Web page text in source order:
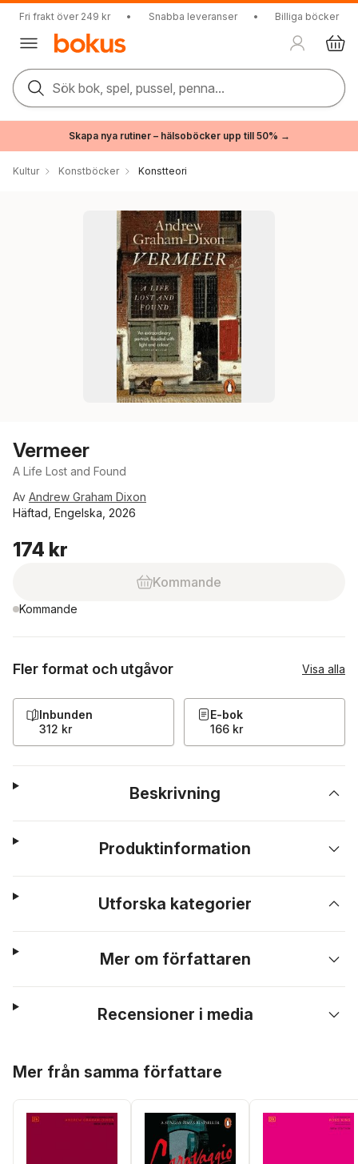
Fri frakt över 249 kr • Snabba leveranser • Billiga böcker
Sök bok, spel, pussel, penna...
Skapa nya rutiner – hälsoböcker upp till 50% →
Kultur Konstböcker Konstteori
Vermeer
A Life Lost and Found
Av Andrew Graham Dixon
Häftad, Engelska, 2026
174 kr
Kommande
Kommande
Fler format och utgåvor Visa alla
Inbunden
312 kr
E-bok
166 kr
Beskrivning
Produktinformation
Utforska kategorier
Mer om författaren
Recensioner i media
Mer från samma författare